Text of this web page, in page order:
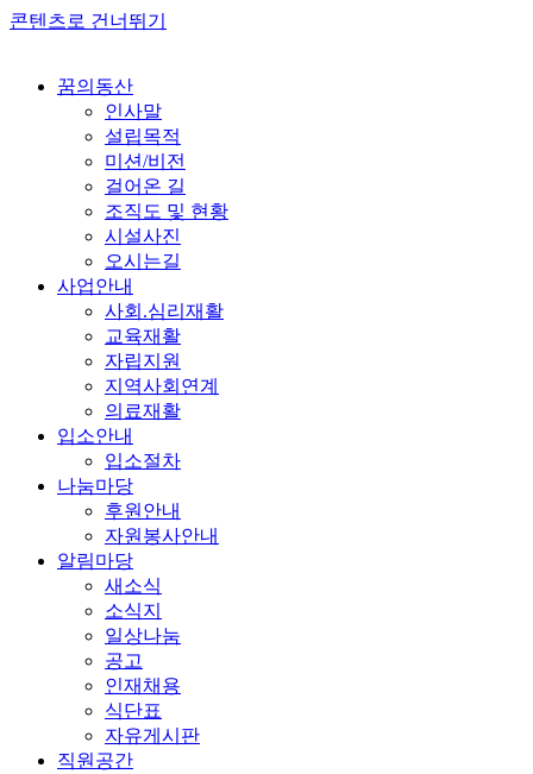
콘텐츠로 건너뛰기
꿈의동산
인사말
설립목적
미션/비전
걸어온 길
조직도 및 현황
시설사진
오시는길
사업안내
사회.심리재활
교육재활
자립지원
지역사회연계
의료재활
입소안내
입소절차
나눔마당
후원안내
자원봉사안내
알림마당
새소식
소식지
일상나눔
공고
인재채용
식단표
자유게시판
직원공간